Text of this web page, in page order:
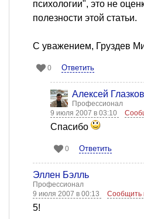
психологии", это не
полезности этой статьи.
С уважением, Груздев
0 Ответить
Алексей Глазков
Профессионал
9 июля 2007 в 03:10
Спасибо
0 Ответить
Эллен Бэлль
Профессионал
9 июля 2007 в 00:13
Сообщить
5!